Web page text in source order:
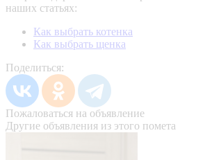
наших статьях:
Как выбрать котенка
Как выбрать щенка
Поделиться:
Пожаловаться на объявление
Другие объявления из этого помета